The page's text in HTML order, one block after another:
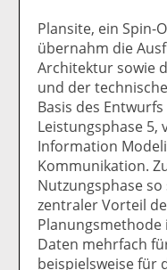
Plansite, ein Spin-
übernahm die
Architektur sowie
und der
Basis des
Leistungsphase 5,
Information
Kommunikation.
Nutzungsphase
zentraler Vorteil
Planungsmethode
Daten mehrfach
beispielsweise für